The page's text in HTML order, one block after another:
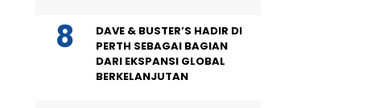
DAVE & BUSTER’S HADIR DI
PERTH SEBAGAI BAGIAN
DARI EKSPANSI GLOBAL
BERKELANJUTAN